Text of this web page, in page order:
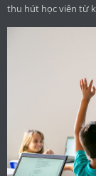
thu hút học viên từ